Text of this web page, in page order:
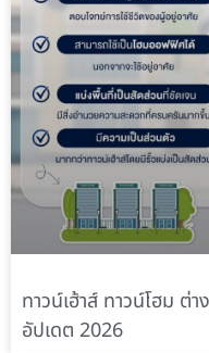
ทาวน์เฮ้าส์ ทาวน์โฮม ต่
อัปเดต 2026